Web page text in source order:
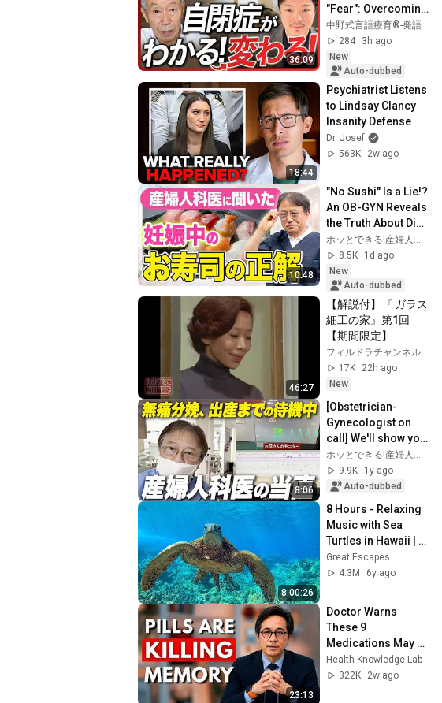
36:09
"Fear": Overcoming
Picky Eating and
Meltdowns | Dr.
Shir...
284
3h ago
New
Auto-dubbed
18:44
Psychiatrist Listens
to Lindsay Clancy
Insanity Defense
Dr. Josef
563K
2w ago
10:48
"No Sushi" Is a Lie!?
An OB-GYN Reveals
the Truth About Diet
and Life During
Pregnancy!
ホッとできる!産婦人科チャンネル
8.5K
1d ago
New
Auto-dubbed
46:27
【解説付】『 ガラス
細工の家』第1回
【期間限定】
フィルドラチャンネル【ユニオン映画公式】
17K
22h ago
New
8:06
[Obstetrician-
Gynecologist on
call] We'll show you
what it's like on the
job, from the onset
of l...
ホッとできる!産婦人科チャンネル
9.9K
1y ago
Auto-dubbed
8:00:26
8 Hours - Relaxing
Music with Sea
Turtles in Hawaii |
Great Escapes
Great Escapes
4.3M
6y ago
23:13
Doctor Warns
These 9
Medications May
Cause Memory
Loss After 60 - Dr.
Health Knowledge Lab
322K
2w ago